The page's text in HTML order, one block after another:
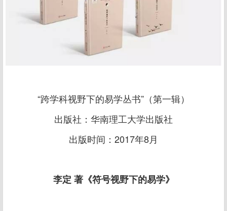
“跨学科视野下的易学丛书”（第一辑）
出版社：华南理工大学出版社
出版时间：2017年8月
李定 著《符号视野下的易学》